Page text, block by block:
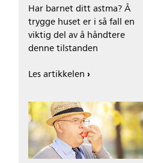
Har barnet ditt astma? Å
trygge huset er i så fall en
viktig del av å håndtere
denne tilstanden
Les artikkelen